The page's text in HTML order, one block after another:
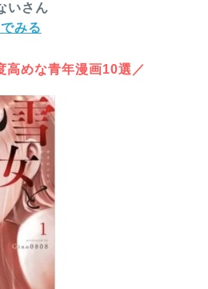
いさん
みる
高めな青年漫画10選／